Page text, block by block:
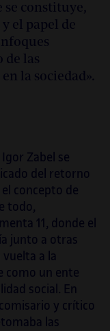
se constituye,
el papel de
de las
la sociedad».
Zabel se
del retorno
concepto de
todo,
11, donde el
junto a otras
a la
como un ente
social. En
y crítico
las